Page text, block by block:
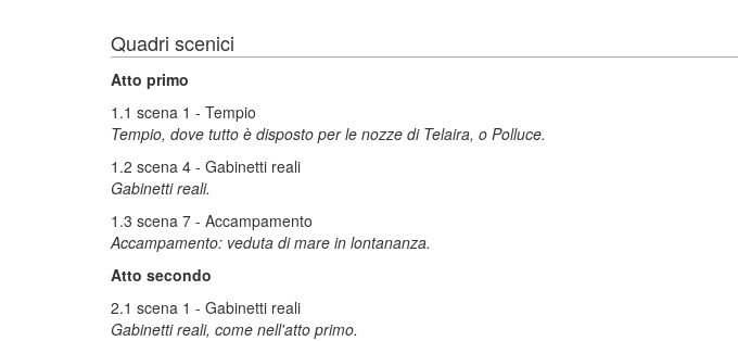
Quadri scenici
Atto primo
1.1 scena 1 - Tempio
Tempio, dove tutto è disposto per le nozze di Telaira, o Polluce.
1.2 scena 4 - Gabinetti reali
Gabinetti reali.
1.3 scena 7 - Accampamento
Accampamento: veduta di mare in lontananza.
Atto secondo
2.1 scena 1 - Gabinetti reali
Gabinetti reali, come nell'atto primo.